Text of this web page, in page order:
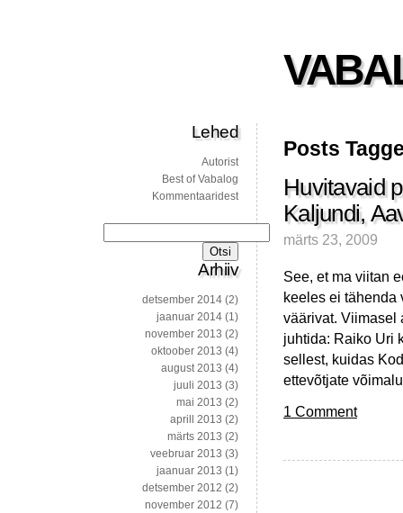
Posts
Huvitavaid
Kaljundi,
märts 23, 2009
See, et ma viitan
keeles ei tähenda
väärivat. Viimasel
juhtida: Raiko Uri
sellest, kuidas
ettevõtjate
1 Comment
Lehed
Autorist
Best of Vabalog
Kommentaaridest
Arhiiv
detsember 2014 (2)
jaanuar 2014 (1)
november 2013 (2)
oktoober 2013 (4)
august 2013 (4)
juuli 2013 (3)
mai 2013 (2)
aprill 2013 (2)
märts 2013 (2)
veebruar 2013 (3)
jaanuar 2013 (1)
detsember 2012 (2)
november 2012 (7)